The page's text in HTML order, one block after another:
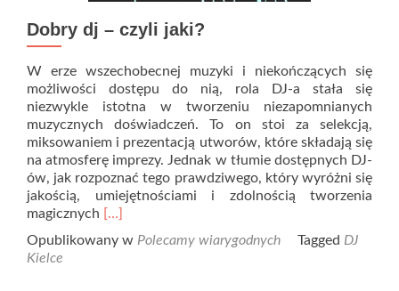
Dobry dj – czyli jaki?
W erze wszechobecnej muzyki i niekończących się
możliwości dostępu do nią, rola DJ-a stała się
niezwykle istotna w tworzeniu niezapomnianych
muzycznych doświadczeń. To on stoi za selekcją,
miksowaniem i prezentacją utworów, które składają się
na atmosferę imprezy. Jednak w tłumie dostępnych DJ-
ów, jak rozpoznać tego prawdziwego, który wyróżni się
jakością, umiejętnościami i zdolnością tworzenia
magicznych Read
about
[…]
Opublikowany w Polecamy wiarygodnych Tagged DJ
Kielce